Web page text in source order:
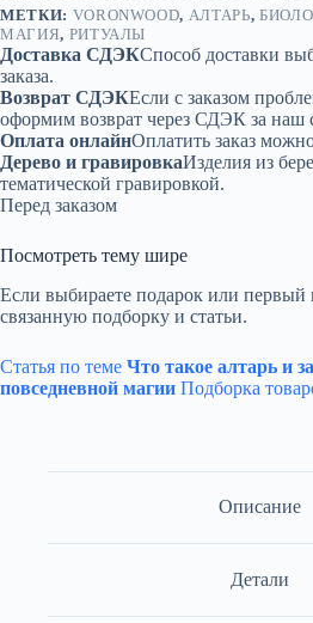
МЕТКИ: VORONWOOD, АЛТАРЬ,
МАГИЯ, РИТУАЛЫ
Доставка СДЭКСпособ доставки
заказа.
Возврат СДЭКЕсли с заказом
оформим возврат через СДЭК за наш
Оплата онлайнОплатить заказ
Дерево и гравировкаИзделия из
тематической гравировкой.
Перед заказом
Посмотреть тему шире
Если выбираете подарок или первый
связанную подборку и статьи.
Статья по теме Что такое алтарь и
повседневной магии Подборка
Описание
Детали